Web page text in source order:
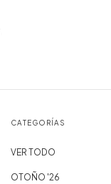
CATEGORÍAS
VER TODO
OTOÑO '26